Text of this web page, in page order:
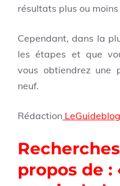
résultats plus ou moins
Cependant, dans la
les étapes et que
vous obtiendrez une
neuf.
Rédaction
propos de :